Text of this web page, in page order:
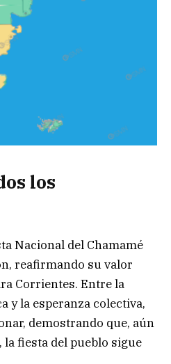
los
Nacional del Chamamé
reafirmando su valor
Corrientes. Entre la
y la esperanza colectiva,
demostrando que, aún
fiesta del pueblo sigue